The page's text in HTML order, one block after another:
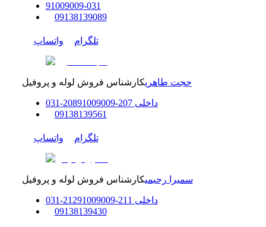
91009009-031
09138139089
تلگرام واتساپ
حجت طاهریکارشناس فروش لوله و پروفیل
داخلی207-208
91009009
-
031
09138139561
تلگرام واتساپ
سمیرا رحیمیکارشناس فروش لوله و پروفیل
داخلی 211-212
91009009
-
031
09138139430